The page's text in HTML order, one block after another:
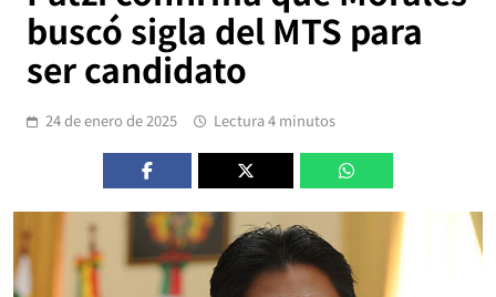
buscó sigla del MTS para
ser candidato
24 de enero de 2025 Lectura 4 minutos